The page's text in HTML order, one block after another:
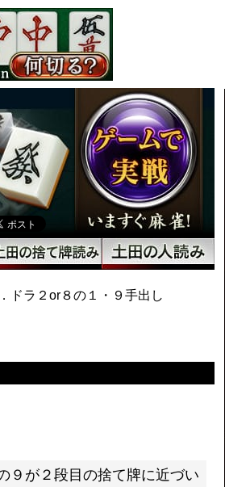
ドラ２or８の１・９手出し
９が２段目の捨て牌に近づい